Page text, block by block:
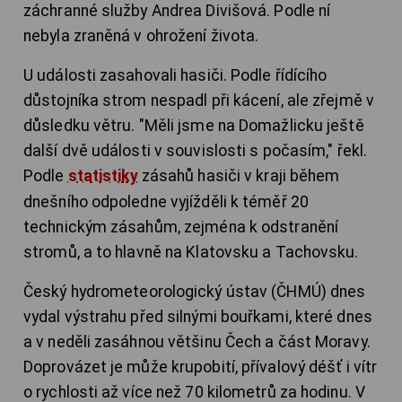
záchranné služby Andrea Divišová. Podle ní
nebyla zraněná v ohrožení života.
U události zasahovali hasiči. Podle řídícího
důstojníka strom nespadl při kácení, ale zřejmě v
důsledku větru. "Měli jsme na Domažlicku ještě
další dvě události v souvislosti s počasím," řekl.
Podle statistikyzásahů hasiči v kraji během
dnešního odpoledne vyjížděli k téměř 20
technickým zásahům, zejména k odstranění
stromů, a to hlavně na Klatovsku a Tachovsku.
Český hydrometeorologický ústav (ČHMÚ) dnes
vydal výstrahu před silnými bouřkami, které dnes
a v neděli zasáhnou většinu Čech a část Moravy.
Doprovázet je může krupobití, přívalový déšť i vítr
o rychlosti až více než 70 kilometrů za hodinu. V